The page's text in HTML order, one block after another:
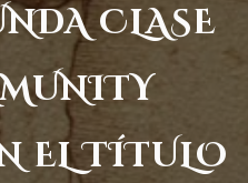
CLASE
EL TÍTULO